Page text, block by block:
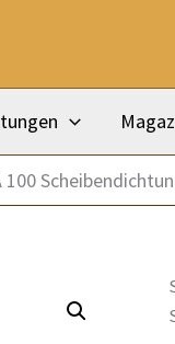
100